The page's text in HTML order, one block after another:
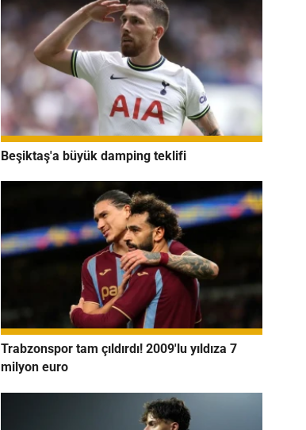
Beşiktaş'a büyük damping teklifi
Trabzonspor tam çıldırdı! 2009'lu yıldıza 7
milyon euro